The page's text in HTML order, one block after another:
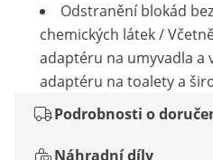
Odstranění blokád
chemických látek /
adaptéru na umyvadla a
adaptéru na toalety a
Podrobnosti o
Náhradní díly